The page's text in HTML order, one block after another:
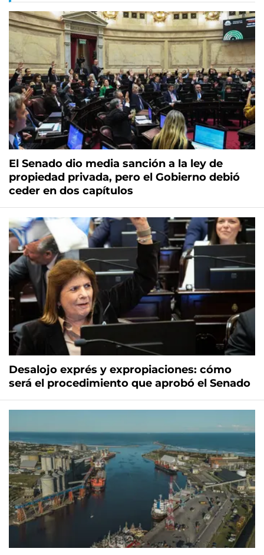
El Senado dio media sanción a la ley de
propiedad privada, pero el Gobierno debió
ceder en dos capítulos
Desalojo exprés y expropiaciones: cómo
será el procedimiento que aprobó el Senado